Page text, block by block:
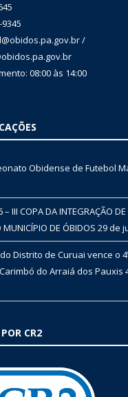
/
08:00 às 14:00
Obidense de Futebol
– III COPA DA INTEGRAÇÃO DE
DE ÓBIDOS 29 de
Distrito de Curuai vence o
do Arraiá dos Pauxis
CR2